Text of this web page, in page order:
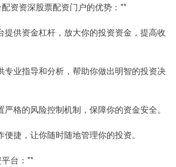
资资深股票配资门户的优势：**
提供资金杠杆，放大你的投资资金，提高收
专业指导和分析，帮助你做出明智的投资决
格的风险控制机制，保障你的资金安全。
捷，让你随时随地管理你的投资。
台：**